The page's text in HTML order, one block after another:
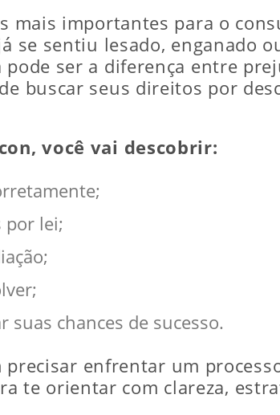
mais importantes para o
se sentiu lesado, enganado
ser a diferença entre
buscar seus direitos por
você vai descobrir:
por lei;
suas chances de sucesso.
enfrentar um
te orientar com clareza,